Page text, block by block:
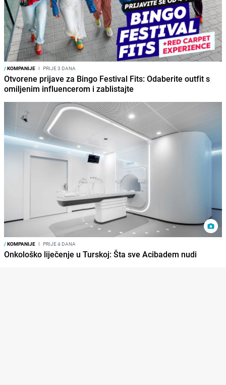
/KOMPANIJE I PRIJE 3 DANA
Otvorene prijave za Bingo Festival Fits: Odaberite outfit s
omiljenim influencerom i zablistajte
/KOMPANIJE I PRIJE 4 DANA
Onkološko liječenje u Turskoj: Šta sve Acibadem nudi